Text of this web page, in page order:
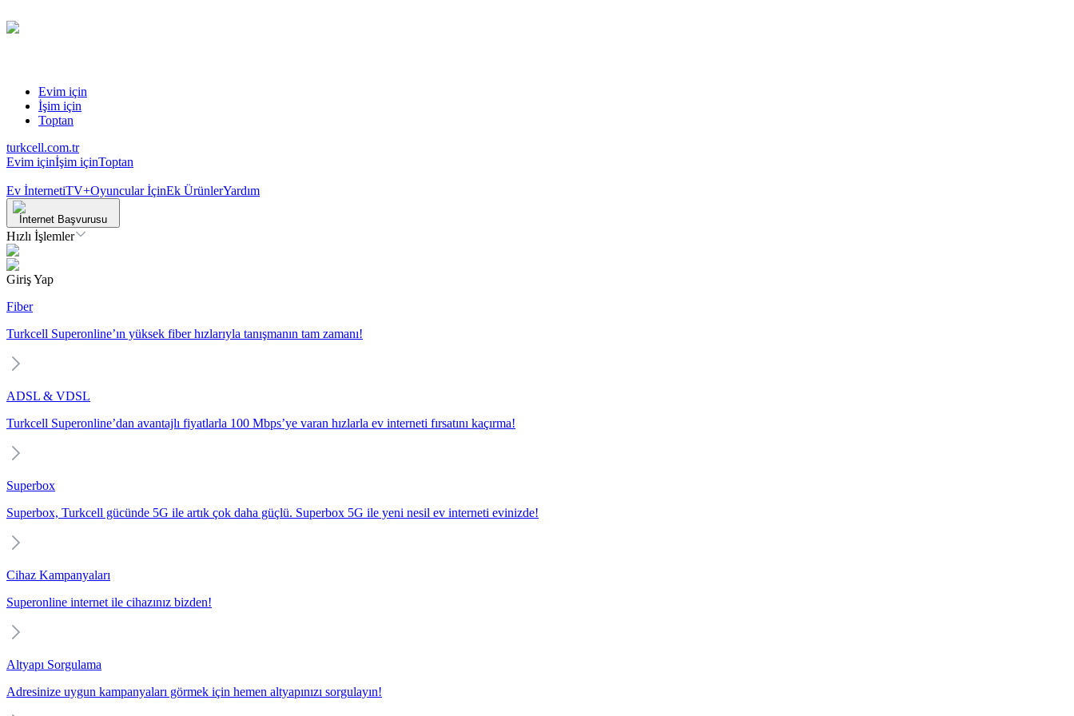
Evim için
İşim için
Toptan
turkcell.com.tr
Evim içinİşim içinToptan
Ev İnternetiTV+Oyuncular İçinEk ÜrünlerYardım
İnternet Başvurusu
Hızlı İşlemler
Giriş Yap
Fiber
Turkcell Superonline’ın yüksek fiber hızlarıyla tanışmanın tam zamanı!
ADSL & VDSL
Turkcell Superonline’dan avantajlı fiyatlarla 100 Mbps’ye varan hızlarla ev interneti fırsatını kaçırma!
Superbox
Superbox, Turkcell gücünde 5G ile artık çok daha güçlü. Superbox 5G ile yeni nesil ev interneti evinizde!
Cihaz Kampanyaları
Superonline internet ile cihazınız bizden!
Altyapı Sorgulama
Adresinize uygun kampanyaları görmek için hemen altyapınızı sorgulayın!